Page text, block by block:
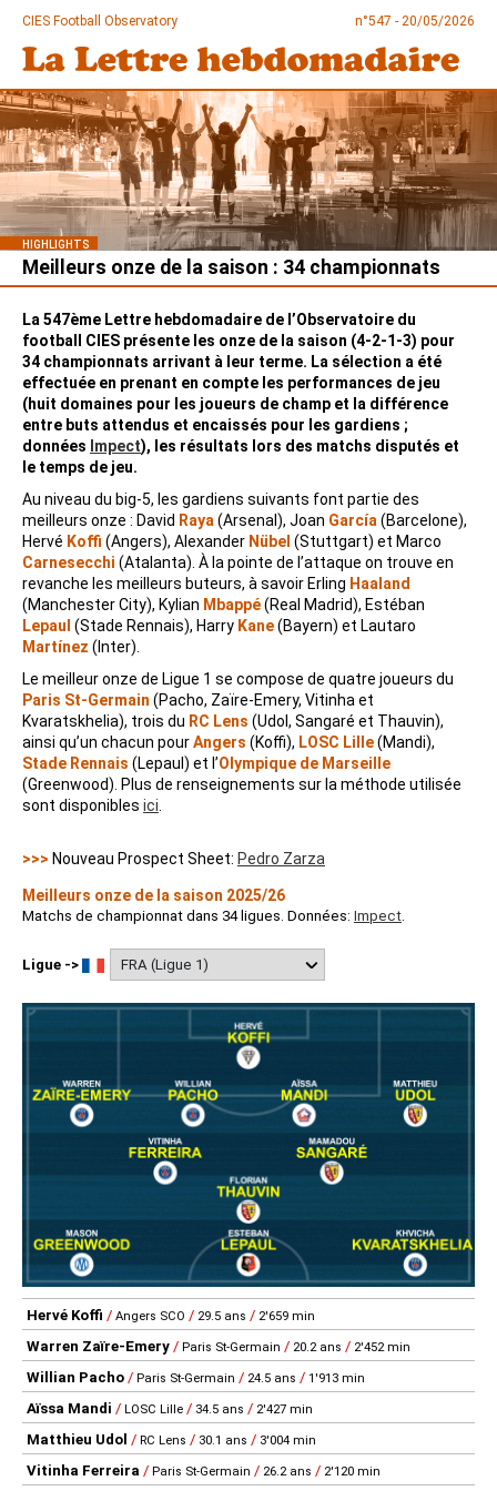
CIES Football Observatory n°547 - 20/05/2026
HIGHLIGHTS
Meilleurs onze de la saison : 34 championnats
La 547ème Lettre hebdomadaire de l’Observatoire du
football CIES présente les onze de la saison (4-2-1-3) pour
34 championnats arrivant à leur terme. La sélection a été
effectuée en prenant en compte les performances de jeu
(huit domaines pour les joueurs de champ et la différence
entre buts attendus et encaissés pour les gardiens ;
données Impect), les résultats lors des matchs disputés et
le temps de jeu.
Au niveau du big-5, les gardiens suivants font partie des
meilleurs onze : David Raya (Arsenal), Joan García (Barcelone),
Hervé Koffi (Angers), Alexander Nübel (Stuttgart) et Marco
Carnesecchi (Atalanta). À la pointe de l’attaque on trouve en
revanche les meilleurs buteurs, à savoir Erling Haaland
(Manchester City), Kylian Mbappé(Real Madrid), Estéban
Lepaul (Stade Rennais), Harry Kane(Bayern) et Lautaro
Martínez (Inter).
Le meilleur onze de Ligue 1 se compose de quatre joueurs du
Paris St-Germain (Pacho, Zaïre-Emery, Vitinha et
Kvaratskhelia), trois du RC Lens (Udol, Sangaré et Thauvin),
ainsi qu’un chacun pourAngers (Koffi), LOSC Lille(Mandi),
Stade Rennais (Lepaul) et l’Olympique de Marseille
(Greenwood). Plus de renseignements sur la méthode utilisée
sont disponibles ici
>>> Nouveau Prospect Sheet: Pedro Zarza
Meilleurs onze de la saison 2025/26
Matchs de championnat dans 34 ligues. Données: Impect
Ligue ->
Hervé Koffi / Angers SCO / 29.5 ans / 2'659 min
Warren Zaïre-Emery / Paris St-Germain / 20.2 ans / 2'452 min
Willian Pacho / Paris St-Germain / 24.5 ans / 1'913 min
Aïssa Mandi / LOSC Lille / 34.5 ans / 2'427 min
Matthieu Udol / RC Lens / 30.1 ans / 3'004 min
Vitinha Ferreira / Paris St-Germain / 26.2 ans / 2'120 min